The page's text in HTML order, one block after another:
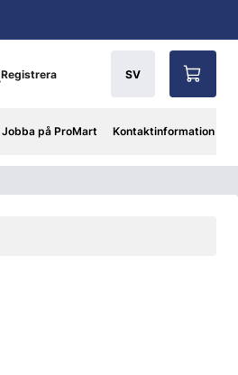
Registrera SV
Jobba på ProMart Kontaktinformation